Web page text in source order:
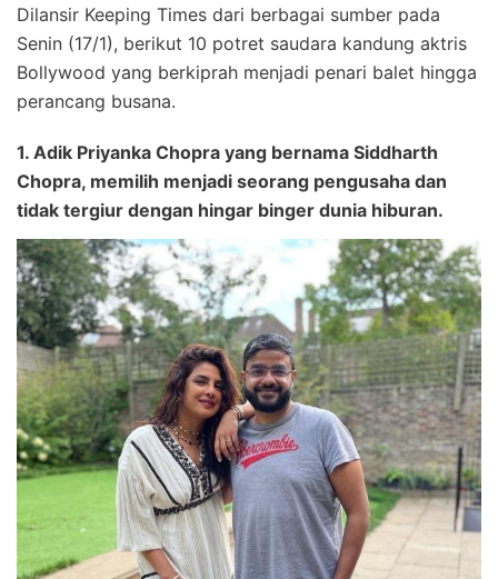
Dilansir Keeping Times dari berbagai sumber pada
Senin (17/1), berikut 10 potret saudara kandung aktris
Bollywood yang berkiprah menjadi penari balet hingga
perancang busana.
1. Adik Priyanka Chopra yang bernama Siddharth
Chopra, memilih menjadi seorang pengusaha dan
tidak tergiur dengan hingar binger dunia hiburan.